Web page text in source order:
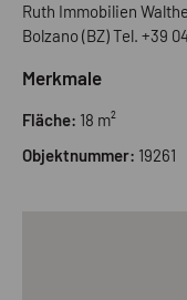
Ruth Immobilien
Bolzano (BZ) Tel. +39
Merkmale
Fläche: 18 m²
Objektnummer: 19261